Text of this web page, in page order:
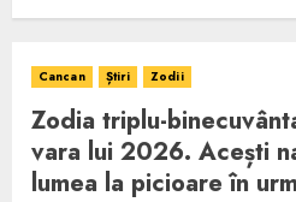
Cancan Știri Zodii
Zodia triplu-
vara lui 2026. Acești
lumea la picioare în